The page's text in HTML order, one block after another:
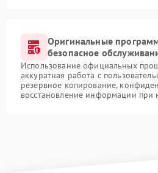
Оригинальные
безопасное
Использование официальных
аккуратная работа с
резервное копирование,
восстановление информации при